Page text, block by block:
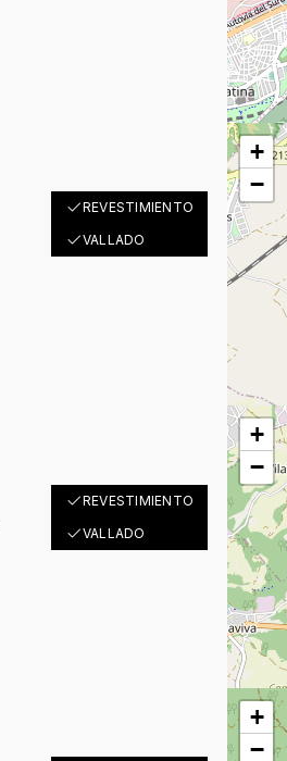
REVESTIMIENTO
VALLADO
+
−
REVESTIMIENTO
VALLADO
+
−
+
−